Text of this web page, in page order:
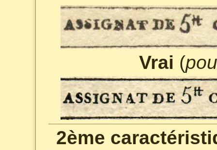
Vrai (
2ème